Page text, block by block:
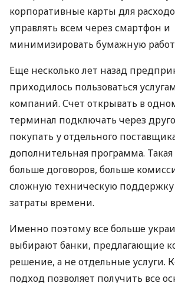
корпоративные карты для
управлять всем через смартфон и
минимизировать бумажную
Еще несколько лет назад
приходилось пользоваться
компаний. Счет открывать в
терминал подключать через
покупать у отдельного
дополнительная программа. Такая
больше договоров, больше
сложную техническую
затраты времени.
Именно поэтому все больше
выбирают банки, предлагающие
решение, а не отдельные услуги.
подход позволяет получить все